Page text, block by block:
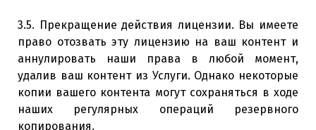
3.5. Прекращение действия лицензии. Вы имеете
право отозвать эту лицензию на ваш контент и
аннулировать наши права в любой момент,
удалив ваш контент из Услуги. Однако некоторые
копии вашего контента могут сохраняться в ходе
наших регулярных операций резервного
копирования.